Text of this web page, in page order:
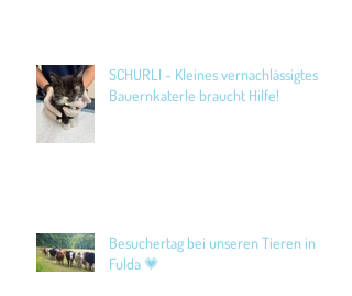
SCHURLI - Kleines vernachlässigtes
Bauernkaterle braucht Hilfe!
Besuchertag bei unseren Tieren in
Fulda 💗